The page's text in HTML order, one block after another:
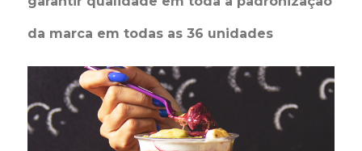
da marca em todas as 36 unidades